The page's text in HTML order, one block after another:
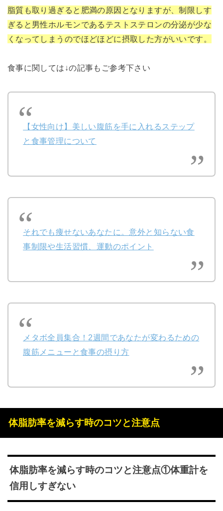
脂質も取り過ぎると肥満の原因となりますが、制限しす
ぎると男性ホルモンであるテストステロンの分泌が少な
くなってしまうのでほどほどに摂取した方がいいです。
食事に関しては↓の記事もご参考下さい
【女性向け】美しい腹筋を手に入れるステップ
と食事管理について
それでも痩せないあなたに。意外と知らない食
事制限や生活習慣、運動のポイント
メタボ全員集合！2週間であなたが変わるための
腹筋メニューと食事の摂り方
体脂肪率を減らす時のコツと注意点
体脂肪率を減らす時のコツと注意点①体重計を
信用しすぎない